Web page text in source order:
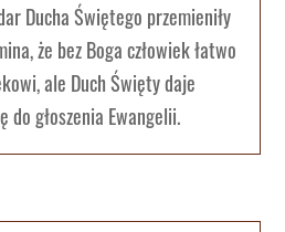
Ducha Świętego przemieniły
że bez Boga człowiek łatwo
ale Duch Święty daje
do głoszenia Ewangelii.